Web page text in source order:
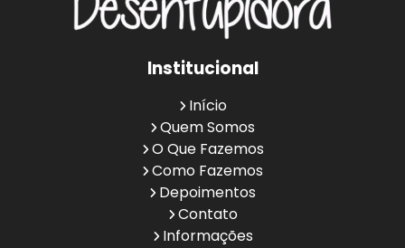
Institucional
Início
Quem Somos
O Que Fazemos
Como Fazemos
Depoimentos
Contato
Informações